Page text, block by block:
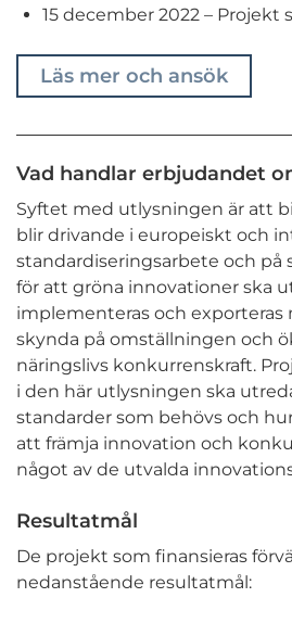
15 december 2022 – Projekt
Läs mer och ansök
Vad handlar erbjudandet
Syftet med utlysningen är att
blir drivande i europeiskt och
standardiseringsarbete och på
för att gröna innovationer ska
implementeras och
skynda på omställningen och
näringslivs konkurrenskraft.
i den här utlysningen ska
standarder som behövs och
att främja innovation och
något av de utvalda
Resultatmål
De projekt som finansieras
nedanstående resultatmål: